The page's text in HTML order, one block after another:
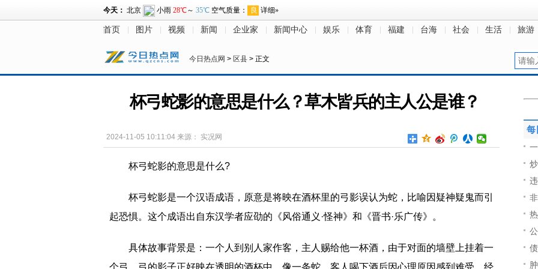
首页 图片 视频 新闻 企业家 新闻中心 娱乐 体育 福建 台海 社会 生活 旅游
今日热点网 > 区县 > 正文
杯弓蛇影的意思是什么？草木皆兵的主人公是谁？
2024-11-05 10:11:04 来源： 实况网
杯弓蛇影的意思是什么?
‌杯弓蛇影‌是一个汉语成语，原意是将映在酒杯里的弓影误认为蛇，比喻因疑神疑鬼而引
起恐惧。这个成语出自东汉学者应劭的《风俗通义·怪神》和《晋书·乐广传》。
具体故事背景是：一个人到别人家作客，主人赐给他一杯酒，由于对面的墙壁上挂着一
个弓，弓的影子正好映在透明的酒杯中，像一条蛇，客人喝下酒后因心理原因感到难受。经
每